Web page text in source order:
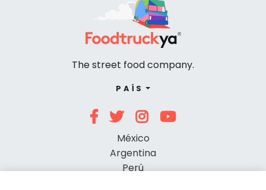
The street food company.
PAÍS
México
Argentina
Perú